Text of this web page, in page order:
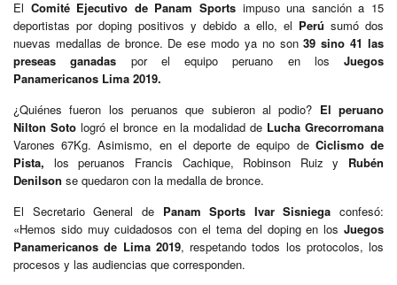
El Comité Ejecutivo de Panam Sports impuso una sanción a 15
deportistas por doping positivos y debido a ello, el Perú sumó dos
nuevas medallas de bronce. De ese modo ya no son39 sino 41 las
preseas ganadas por el equipo peruano en los Juegos
Panamericanos Lima 2019.
¿Quiénes fueron los peruanos que subieron al podio? El peruano
Nilton Soto logró el bronce en la modalidad de Lucha Grecorromana
Varones 67Kg. Asimismo, en el deporte de equipo de Ciclismo de
Pista, los peruanos Francis Cachique, Robinson Ruiz y Rubén
Denilson se quedaron con la medalla de bronce.
El Secretario General dePanam Sports Ivar Sisniega confesó:
«Hemos sido muy cuidadosos con el tema del doping en los Juegos
Panamericanos de Lima 2019, respetando todos los protocolos, los
procesos y las audiencias que corresponden.